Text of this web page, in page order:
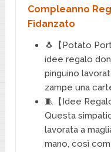
Compleanno
Fidanzato
🐧【Potato
idee regalo
pinguino
zampe una
🧵【Idee
Questa
lavorata a
mano, così